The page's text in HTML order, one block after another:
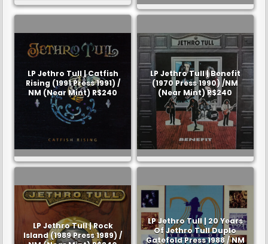
LP Jethro Tull | Catfish
Rising (1991 Press 1991) /
NM (Near Mint) R$240
LP Jethro Tull | Benefit
(1970 Press 1990) /NM
(Near Mint) R$240
LP Jethro Tull | Rock
Island (1989 Press 1989) /
LP Jethro Tull | 20 Years
Of Jethro Tull Duplo
Gatefold Press 1988 / NM